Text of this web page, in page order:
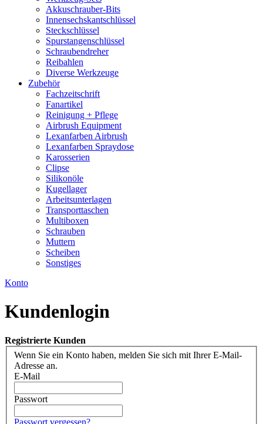
Akkuschrauber-Bits
Innensechskantschlüssel
Steckschlüssel
Spurstangenschlüssel
Schraubendreher
Reibahlen
Diverse Werkzeuge
Zubehör
Fachzeitschrift
Fanartikel
Reinigung + Pflege
Airbrush Equipment
Lexanfarben Airbrush
Lexanfarben Spraydose
Karosserien
Clipse
Silikonöle
Kugellager
Arbeitsunterlagen
Transporttaschen
Multiboxen
Schrauben
Muttern
Scheiben
Sonstiges
Konto
Kundenlogin
Registrierte Kunden
Wenn Sie ein Konto haben, melden Sie sich mit Ihrer E-Mail-
Adresse an.
E-Mail
Passwort